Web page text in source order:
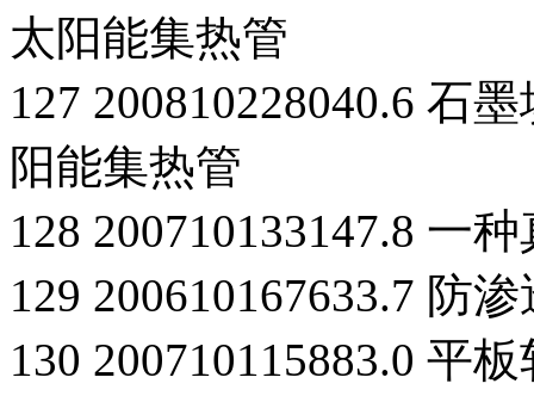
太阳能集热管
127 200810228040.6 石
阳能集热管
128 200710133147.8 一
129 200610167633.7 防
130 200710115883.0 平